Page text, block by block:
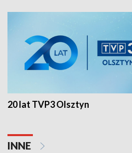
20 lat TVP3 Olsztyn
INNE